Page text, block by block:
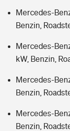
Mercedes-
Benzin,
Mercedes-
kW, Benzin,
Mercedes-
Benzin,
Mercedes-
Benzin,